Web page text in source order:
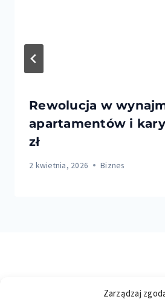
Zarządzaj
Rewolucja w
apartamentów i
zł
2 kwietnia, 2026 Biznes